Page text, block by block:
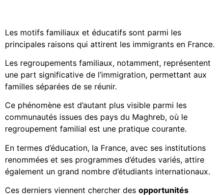
Les motifs familiaux et éducatifs sont parmi les
principales raisons qui attirent les immigrants en France.
Les regroupements familiaux, notamment, représentent
une part significative de l’immigration, permettant aux
familles séparées de se réunir.
Ce phénomène est d’autant plus visible parmi les
communautés issues des pays du Maghreb, où le
regroupement familial est une pratique courante.
En termes d’éducation, la France, avec ses institutions
renommées et ses programmes d’études variés, attire
également un grand nombre d’étudiants internationaux.
Ces derniers viennent chercher des opportunités